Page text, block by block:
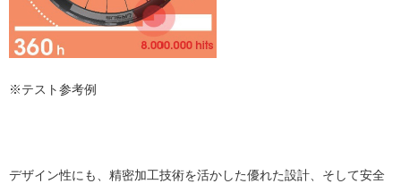
※テスト参考例
デザイン性にも、精密加工技術を活かした優れた設計、そして安全